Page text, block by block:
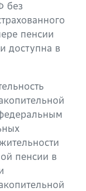
без
пенсии
доступна в
пенсии в